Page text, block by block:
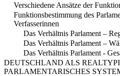
Verschiedene Ansätze der
Funktionsbestimmung des
Verfasserinnen
Das Verhältnis Parlament –
Das Verhältnis Parlament –
Das Verhältnis Parlament -
DEUTSCHLAND ALS
PARLAMENTARISCHES